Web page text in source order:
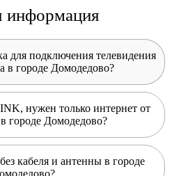
информация
для подключения телевидения
в городе Домодедово?
нужен только интернет от
Ростелекома в городе Домодедово?
кабеля и антенны в городе